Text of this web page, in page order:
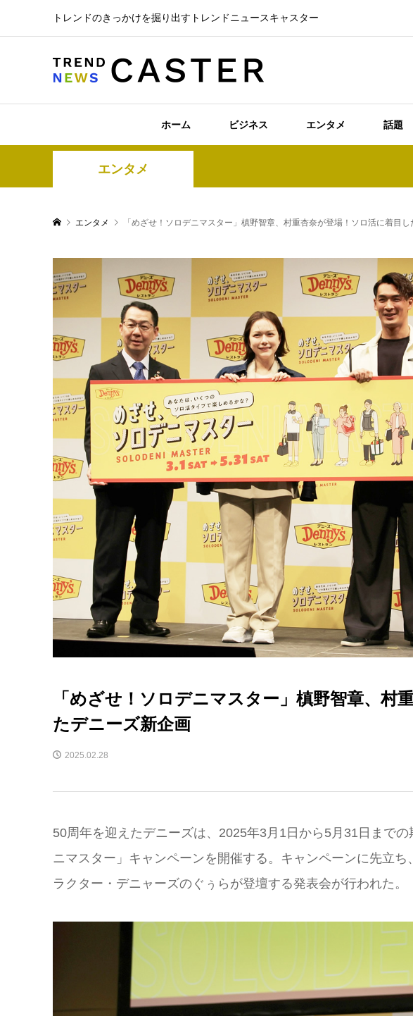
トレンドのきっかけを掘り出すトレンドニュースキャスター
ホーム ビジネス エンタメ 話題
エンタメ
エンタメ 「めざせ！ソロデニマスター」槙野智章、村重杏奈が登場！ソロ活に着目
「めざせ！ソロデニマスター」槙野智章、村
たデニーズ新企画
2025.02.28
50周年を迎えたデニーズは、2025年3月1日から5月31日まで
ニマスター」キャンペーンを開催する。キャンペーンに先立
ラクター・デニャーズのぐぅらが登壇する発表会が行われた。